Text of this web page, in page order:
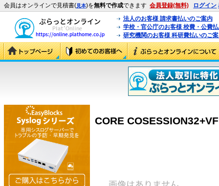
会員はオンラインで見積書(見本)を無料で作成できます 会員登録(無料) ログイン
法人のお客様 請求書払いのご案内
学校・官公庁のお客様 校費・公費
研究機関のお客様 科研費払いのご
CORE